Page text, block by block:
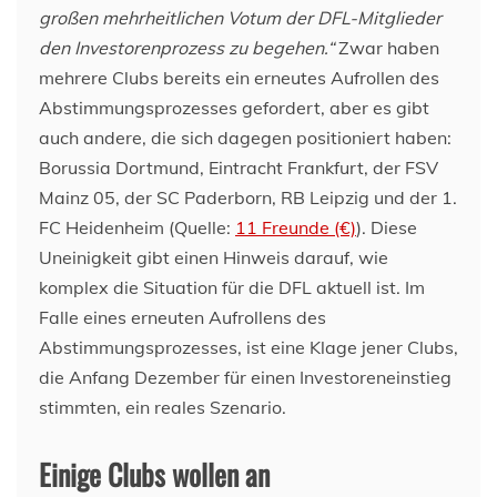
großen mehrheitlichen Votum der DFL-Mitglieder
den Investorenprozess zu begehen.“Zwar haben
mehrere Clubs bereits ein erneutes Aufrollen des
Abstimmungsprozesses gefordert, aber es gibt
auch andere, die sich dagegen positioniert haben:
Borussia Dortmund, Eintracht Frankfurt, der FSV
Mainz 05, der SC Paderborn, RB Leipzig und der 1.
FC Heidenheim (Quelle: 11 Freunde (€)). Diese
Uneinigkeit gibt einen Hinweis darauf, wie
komplex die Situation für die DFL aktuell ist. Im
Falle eines erneuten Aufrollens des
Abstimmungsprozesses, ist eine Klage jener Clubs,
die Anfang Dezember für einen Investoreneinstieg
stimmten, ein reales Szenario.
Einige Clubs wollen an